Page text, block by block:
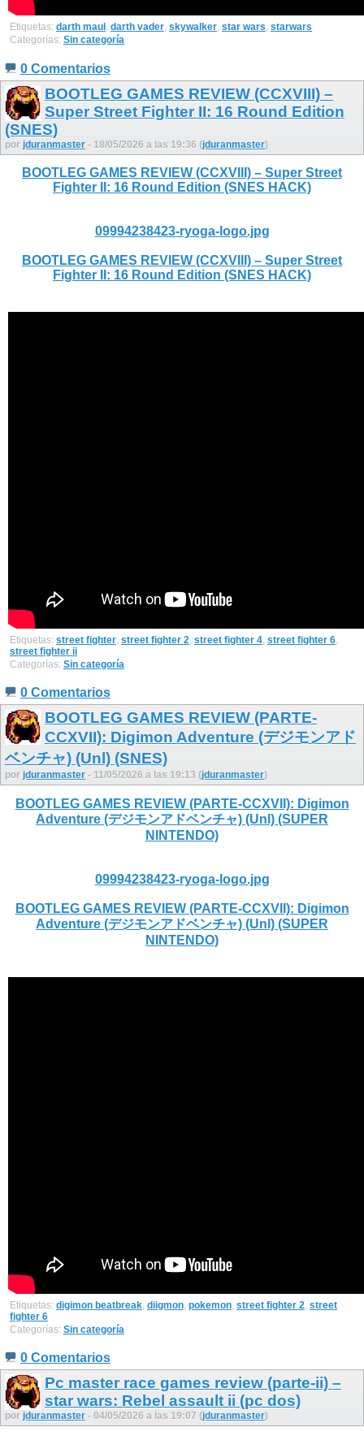
Etiquetas: darth maul , darth vader, skywalker, star wars, starwars
Categorías: Sin categoría
0 Comentarios
BOOTLEG GAMES REVIEW (CCXVIII) –
Super Street Fighter II: 16 Round Edition
(SNES)
por jduranmaster - 18/05/2026 a las 19:36 (jduranmaster)
BOOTLEG GAMES REVIEW (CCXVIII) – Super Street
Fighter II: 16 Round Edition (SNES HACK)
09994238423-ryoga-logo.jpg
BOOTLEG GAMES REVIEW (CCXVIII) – Super Street
Fighter II: 16 Round Edition (SNES HACK)
Etiquetas: street fighter, street fighter 2, street fighter 4, street fighter 6,
street fighter ii
Categorías: Sin categoría
0 Comentarios
BOOTLEG GAMES REVIEW (PARTE-
CCXVII): Digimon Adventure (デジモンアド
ベンチャ) (Unl) (SNES)
por jduranmaster - 11/05/2026 a las 19:13 (jduranmaster)
BOOTLEG GAMES REVIEW (PARTE-CCXVII): Digimon
Adventure (デジモンアドベンチャ) (Unl) (SUPER
NINTENDO)
09994238423-ryoga-logo.jpg
BOOTLEG GAMES REVIEW (PARTE-CCXVII): Digimon
Adventure (デジモンアドベンチャ) (Unl) (SUPER
NINTENDO)
Etiquetas: digimon beatbreak diigmon pokemon street fighter 2 street
fighter 6
Categorías: Sin categoría
0 Comentarios
Pc master race games review (parte-ii) –
star wars: Rebel assault ii (pc dos)
por jduranmaster - 04/05/2026 a las 19:07 (jduranmaster)